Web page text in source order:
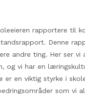
rapportere til
Denne
andre ting. Her ser
og vi har en
er en viktig styrke i
som vi